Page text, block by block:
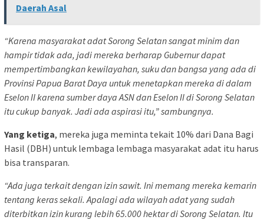
Daerah Asal
“Karena masyarakat adat Sorong Selatan sangat minim dan
hampir tidak ada, jadi mereka berharap Gubernur dapat
mempertimbangkan kewilayahan, suku dan bangsa yang ada di
Provinsi Papua Barat Daya untuk menetapkan mereka di dalam
Eselon II karena sumber daya ASN dan Eselon II di Sorong Selatan
itu cukup banyak. Jadi ada aspirasi itu,” sambungnya.
Yang ketiga, mereka juga meminta tekait 10% dari Dana Bagi
Hasil (DBH) untuk lembaga lembaga masyarakat adat itu harus
bisa transparan.
“Ada juga terkait dengan izin sawit. Ini memang mereka kemarin
tentang keras sekali. Apalagi ada wilayah adat yang sudah
diterbitkan izin kurang lebih 65.000 hektar di Sorong Selatan. Itu